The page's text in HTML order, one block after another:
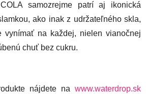
samozrejme patrí aj ikonická
ako inak z udržateľného skla,
vynímať na každej, nielen vianočnej
chuť bez cukru.
nájdete na www.waterdrop.sk